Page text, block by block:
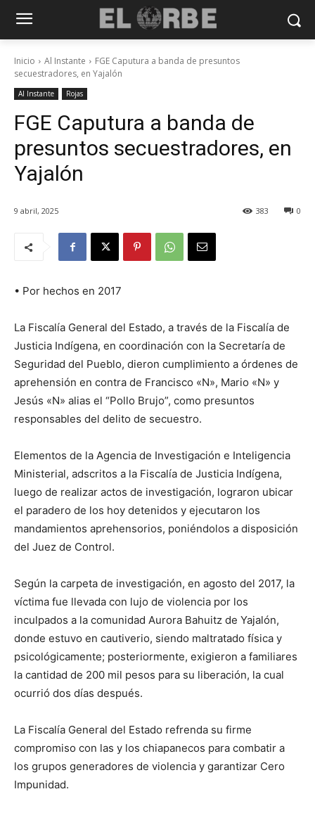
Inicio Al Instante
FGE Caputura a banda de presuntos
secuestradores, en Yajalón
Al Instante Rojas
FGE Caputura a banda de
presuntos secuestradores, en
Yajalón
9 abril, 2025 0
383
• Por hechos en 2017
La Fiscalía General del Estado, a través de la Fiscalía de
Justicia Indígena, en coordinación con la Secretaría de
Seguridad del Pueblo, dieron cumplimiento a órdenes de
aprehensión en contra de Francisco «N», Mario «N» y
Jesús «N» alias el “Pollo Brujo”, como presuntos
responsables del delito de secuestro.
Elementos de la Agencia de Investigación e Inteligencia
Ministerial, adscritos a la Fiscalía de Justicia Indígena,
luego de realizar actos de investigación, lograron ubicar
el paradero de los hoy detenidos y ejecutaron los
mandamientos aprehensorios, poniéndolos a disposición
del Juez de Control.
Según la carpeta de investigación, en agosto del 2017, la
víctima fue llevada con lujo de violencia por los
inculpados a la comunidad Aurora Bahuitz de Yajalón,
donde estuvo en cautiverio, siendo maltratado física y
psicológicamente; posteriormente, exigieron a familiares
la cantidad de 200 mil pesos para su liberación, la cual
ocurrió dos días después.
La Fiscalía General del Estado refrenda su firme
compromiso con las y los chiapanecos para combatir a
los grupos generadores de violencia y garantizar Cero
Impunidad.